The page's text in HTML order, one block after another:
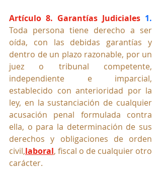
Artículo 8. Garantías Judiciales 1.
Toda persona tiene derecho a ser
oída, con las debidas garantías y
dentro de un plazo razonable, por un
juez o tribunal competente,
independiente e imparcial,
establecido con anterioridad por la
ley, en la sustanciación de cualquier
acusación penal formulada contra
ella, o para la determinación de sus
derechos y obligaciones de orden
civil,laboral, fiscal o de cualquier otro
carácter.